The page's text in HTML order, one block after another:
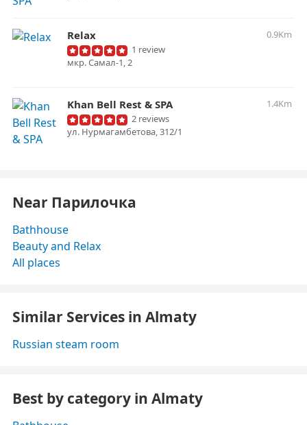
Relax
0.9Km
1 review
мкр. Самал-1, 2
Khan Bell Rest & SPA
1.4Km
2 reviews
ул. Нурмагамбетова, 312/1
Near Парилочка
Bathhouse
Beauty and Relax
All places
Similar Services in Almaty
Russian steam room
Best by category in Almaty